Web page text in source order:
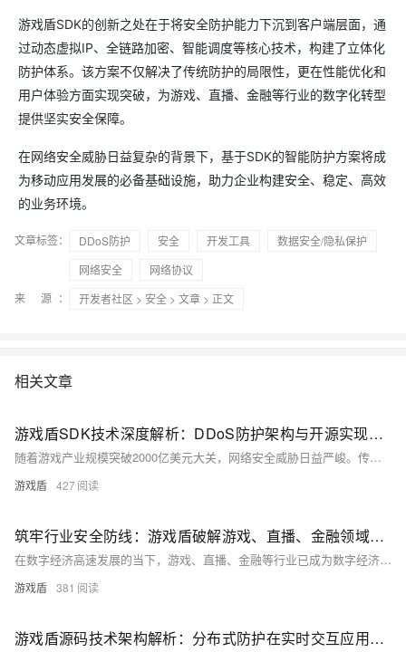
游戏盾SDK的创新之处在于将安全防护能力下沉到客户端层面，通
过动态虚拟IP、全链路加密、智能调度等核心技术，构建了立体化
防护体系。该方案不仅解决了传统防护的局限性，更在性能优化和
用户体验方面实现突破，为游戏、直播、金融等行业的数字化转型
提供坚实安全保障。
在网络安全威胁日益复杂的背景下，基于SDK的智能防护方案将成
为移动应用发展的必备基础设施，助力企业构建安全、稳定、高效
的业务环境。
文章标签： DDoS防护 安全 开发工具
数据安全/隐私保护
网络安全
网络协议
来 源：
开发者社区 > 安全 > 文章 > 正文
相关文章
游戏盾SDK技术深度解析：DDoS防护架构与开源实现原理
随着游戏产业规模突破2000亿美元大关，网络安全威胁日益严峻。传统基于高防机房的防护方案在应对现代DDoS攻击时暴露诸多局限性：TCP端口CC攻击过滤效果不佳、高延迟影响用户体验、成本随攻击流量线性增长等。游戏盾SDK技术通过分布式架构和端网协同防护机制，实现了防护理念的革命性突破。
游戏盾 427
筑牢行业安全防线：游戏盾破解游戏、直播、金融领域安全困局
在数字经济高速发展的当下，游戏、直播、金融等行业已成为数字经济的核心支柱，但随之而来的安全威胁也日益严峻。DDoS 攻击、CC 攻击、数据泄露等问题持续侵蚀行业发展根基，而游戏盾作为针对性的安全防护解决方案，凭借创新技术架构与核心功能，正为各行业筑起坚不可摧的安全屏障。
游戏盾 381
游戏盾源码技术架构解析：分布式防护在实时交互应用中的实践